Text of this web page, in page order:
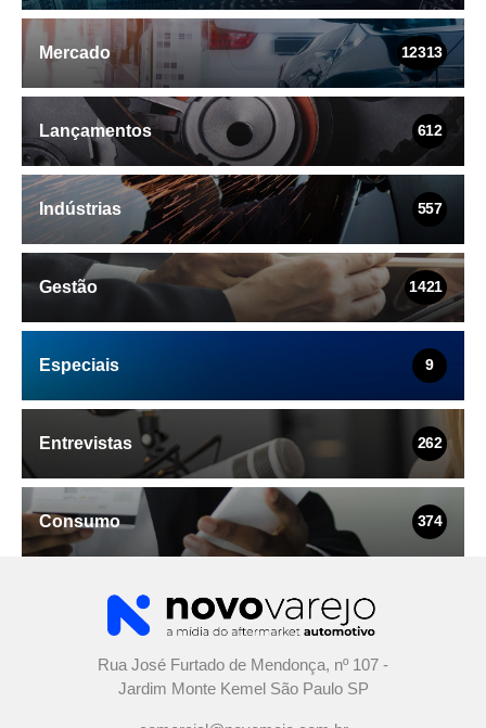
Mercado 12313
Lançamentos 612
Indústrias 557
Gestão 1421
Especiais 9
Entrevistas 262
Consumo 374
Rua José Furtado de Mendonça, nº 107 -
Jardim Monte Kemel São Paulo SP